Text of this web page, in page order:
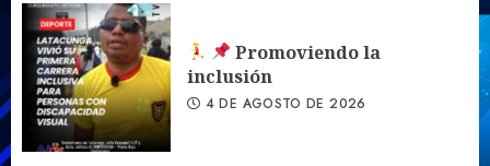
Promoviendo la
inclusión
4 DE AGOSTO DE 2026